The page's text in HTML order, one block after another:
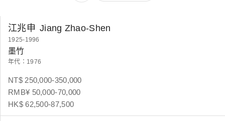
江兆申 Jiang Zhao-Shen
1925-1996
墨竹
年代：1976
NT$ 250,000-350,000
RMB¥ 50,000-70,000
HK$ 62,500-87,500